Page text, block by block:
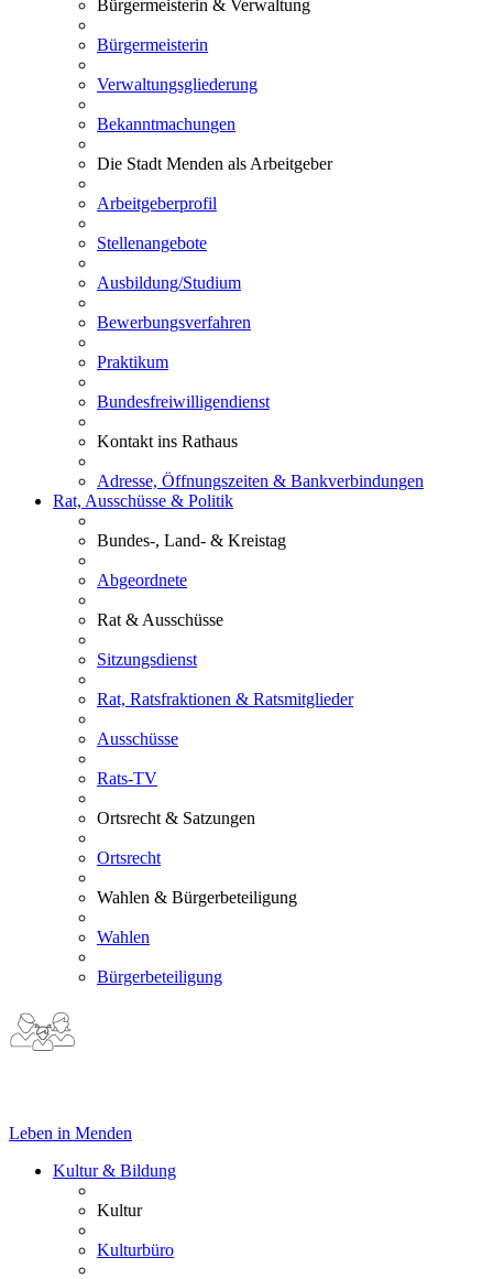
Bürgermeisterin & Verwaltung
Bürgermeisterin
Verwaltungsgliederung
Bekanntmachungen
Die Stadt Menden als Arbeitgeber
Arbeitgeberprofil
Stellenangebote
Ausbildung/Studium
Bewerbungsverfahren
Praktikum
Bundesfreiwilligendienst
Kontakt ins Rathaus
Adresse, Öffnungszeiten & Bankverbindungen
Rat, Ausschüsse & Politik
Bundes-, Land- & Kreistag
Abgeordnete
Rat & Ausschüsse
Sitzungsdienst
Rat, Ratsfraktionen & Ratsmitglieder
Ausschüsse
Rats-TV
Ortsrecht & Satzungen
Ortsrecht
Wahlen & Bürgerbeteiligung
Wahlen
Bürgerbeteiligung
Leben in Menden
Kultur & Bildung
Kultur
Kulturbüro